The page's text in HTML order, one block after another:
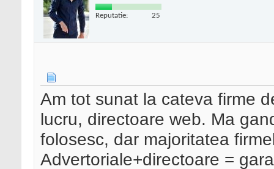
Reputatie: 25
Am tot sunat la cateva firme
lucru, directoare web. Ma
folosesc, dar majoritatea
Advertoriale+directoare =